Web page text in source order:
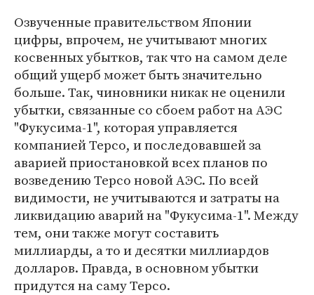
Озвученные правительством Японии
цифры, впрочем, не учитывают многих
косвенных убытков, так что на самом деле
общий ущерб может быть значительно
больше. Так, чиновники никак не оценили
убытки, связанные со сбоем работ на АЭС
"Фукусима-1", которая управляется
компанией Tepco, и последовавшей за
аварией приостановкой всех планов по
возведению Tepco новой АЭС. По всей
видимости, не учитываются и затраты на
ликвидацию аварий на "Фукусима-1". Между
тем, они также могут составить
миллиарды, а то и десятки миллиардов
долларов. Правда, в основном убытки
придутся на саму Tepco.